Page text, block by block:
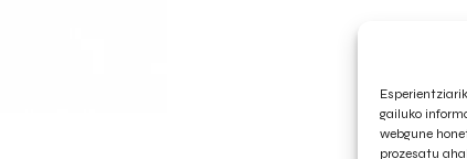
gailuko
webgune
prozesatu